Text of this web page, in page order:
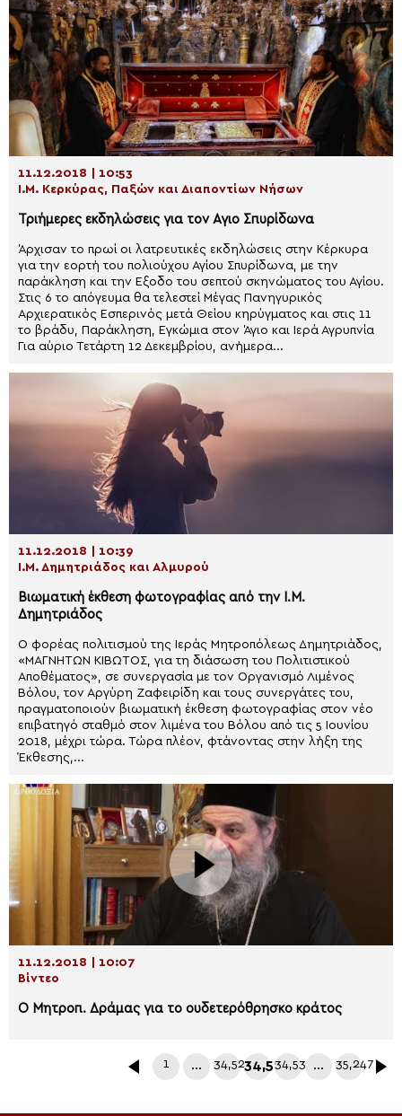
11.12.2018 | 10:53
Ι.Μ. Κερκύρας, Παξών και Διαποντίων Νήσων
Τριήμερες εκδηλώσεις για τον Αγιο Σπυρίδωνα
Άρχισαν το πρωί οι λατρευτικές εκδηλώσεις στην Κέρκυρα
για την εορτή του πολιούχου Αγίου Σπυρίδωνα, με την
παράκληση και την Εξοδο του σεπτού σκηνώματος του Αγίου.
Στις 6 το απόγευμα θα τελεστεί Μέγας Πανηγυρικός
Αρχιερατικός Εσπερινός μετά Θείου κηρύγματος και στις 11
το βράδυ, Παράκληση, Εγκώμια στον Άγιο και Ιερά Αγρυπνία
Για αύριο Τετάρτη 12 Δεκεμβρίου, ανήμερα...
11.12.2018 | 10:39
Ι.Μ. Δημητριάδος και Αλμυρού
Βιωματική έκθεση φωτογραφίας από την Ι.Μ.
Δημητριάδος
Ο φορέας πολιτισμού της Ιεράς Μητροπόλεως Δημητριάδος,
«ΜΑΓΝΗΤΩΝ ΚΙΒΩΤΟΣ, για τη διάσωση του Πολιτιστικού
Αποθέματος», σε συνεργασία με τον Οργανισμό Λιμένος
Βόλου, τον Αργύρη Ζαφειρίδη και τους συνεργάτες του,
πραγματοποιούν βιωματική έκθεση φωτογραφίας στον νέο
επιβατηγό σταθμό στον λιμένα του Βόλου από τις 5 Ιουνίου
2018, μέχρι τώρα. Τώρα πλέον, φτάνοντας στην λήξη της
Έκθεσης,...
11.12.2018 | 10:07
Βίντεο
Ο Μητροπ. Δράμας για το ουδετερόθρησκο κράτος
1 … 34,52834,52934,530 … 35,247